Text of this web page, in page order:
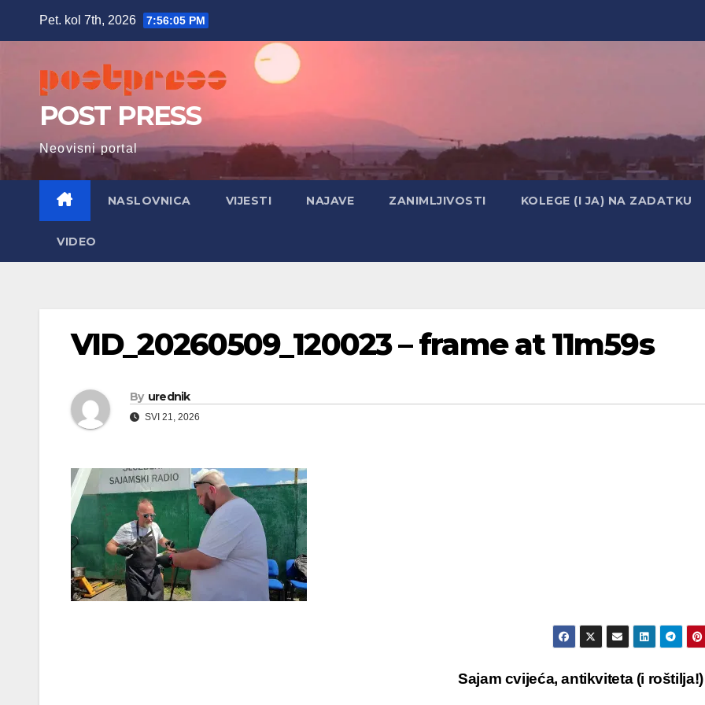
Pet. kol 7th, 2026 7:56:06 PM
POST PRESS
Neovisni portal
NASLOVNICA VIJESTI NAJAVE ZANIMLJIVOSTI KOLEGE (I JA) NA ZADATKU
VIDEO
VID_20260509_120023 – frame at 11m59s
By urednik
SVI 21, 2026
Sajam cvijeća, antikviteta (i roštilja!)